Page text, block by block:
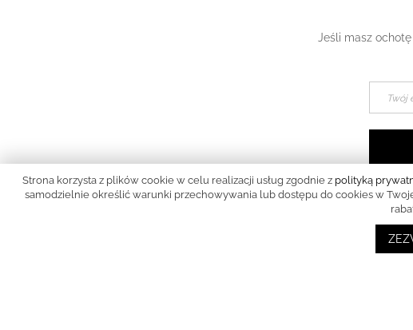
Jeśli masz
Strona korzysta z plików cookie w celu realizacji usług zgodnie z polityką
samodzielnie określić warunki przechowywania lub dostępu do cookies w